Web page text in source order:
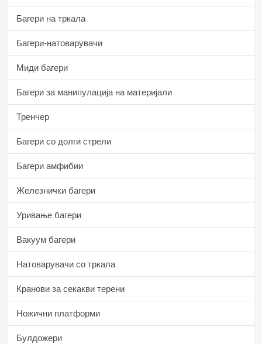
Багери на тркала
Багери-натоварувачи
Миди багери
Багери за манипулација на материјали
Тренчер
Багери со долги стрели
Багери амфибии
Железнички багери
Уривање багери
Вакуум багери
Натоварувачи со тркала
Кранови за секакви терени
Ножични платформи
Булдожери